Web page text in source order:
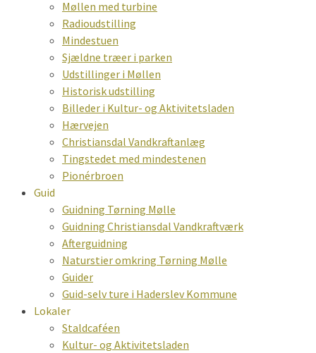
Møllen med turbine
Radioudstilling
Mindestuen
Sjældne træer i parken
Udstillinger i Møllen
Historisk udstilling
Billeder i Kultur- og Aktivitetsladen
Hærvejen
Christiansdal Vandkraftanlæg
Tingstedet med mindestenen
Pionérbroen
Guid
Guidning Tørning Mølle
Guidning Christiansdal Vandkraftværk
Afterguidning
Naturstier omkring Tørning Mølle
Guider
Guid-selv ture i Haderslev Kommune
Lokaler
Staldcaféen
Kultur- og Aktivitetsladen